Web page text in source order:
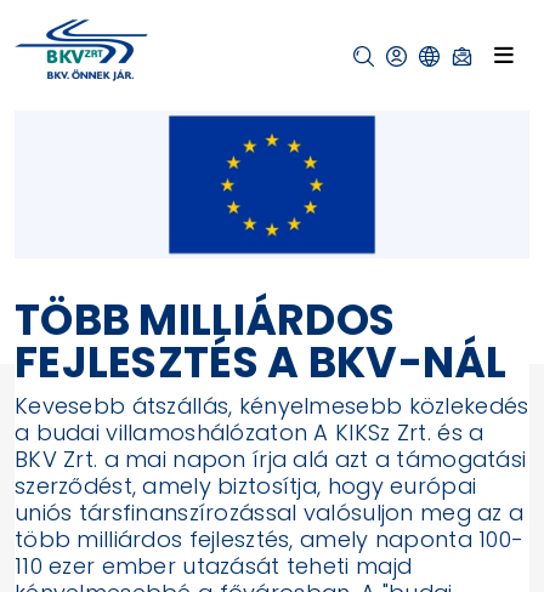
TÖBB MILLIÁRDOS
FEJLESZTÉS A BKV-NÁL
Kevesebb átszállás, kényelmesebb közlekedés
a budai villamoshálózaton A KIKSz Zrt. és a
BKV Zrt. a mai napon írja alá azt a támogatási
szerződést, amely biztosítja, hogy európai
uniós társfinanszírozással valósuljon meg az a
több milliárdos fejlesztés, amely naponta 100-
110 ezer ember utazását teheti majd